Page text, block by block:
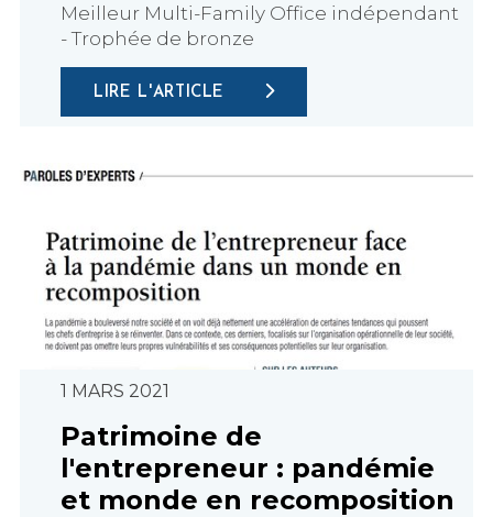
Meilleur Multi-Family Office indépendant
- Trophée de bronze
LIRE L'ARTICLE
1 MARS 2021
Patrimoine de
l'entrepreneur : pandémie
et monde en recomposition